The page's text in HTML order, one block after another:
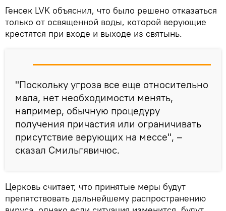
Генсек LVK объяснил, что было решено отказаться
только от освященной воды, которой верующие
крестятся при входе и выходе из святынь.
"Поскольку угроза все еще относительно
мала, нет необходимости менять,
например, обычную процедуру
получения причастия или ограничивать
присутствие верующих на мессе", –
сказал Смильгявичюс.
Церковь считает, что принятые меры будут
препятствовать дальнейшему распространению